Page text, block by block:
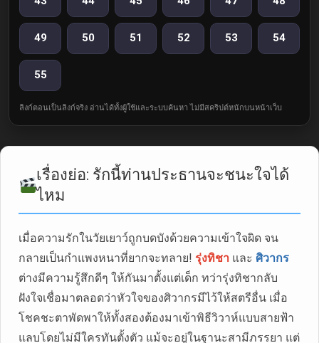
49 50 51 52 53 54
55
ลิงก์ตอนเป็นลิงก์จริง อ่านได้ทั้งผู้ใช้และระบบค้นหา ไม่มีสคริปต์หนักบนหน้าเว็บ
เรื่องย่อ: รักนี้ท่านประธานจะชนะใจได้
ไหม
เมื่อความรักในวัยเยาว์ถูกบดบังด้วยความเข้าใจผิด จน
กลายเป็นกำแพงหนาที่ยากจะทลาย! รุ่งทิชา และ ศิวากร
ต่างมีความรู้สึกดีๆ ให้กันมาตั้งแต่เด็ก ทว่ารุ่งทิชากลับ
ฝังใจเชื่อมาตลอดว่าหัวใจของศิวากรมีไว้ให้สตรีอื่น เมื่อ
โชคชะตาพัดพาให้ทั้งสองต้องมาเข้าพิธีวิวาห์แบบสายฟ้า
แลบโดยไม่มีใครทันตั้งตัว แม้จะอยู่ในฐานะสามีภรรยา แต่